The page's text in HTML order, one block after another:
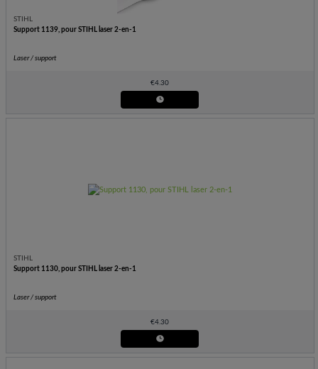
STIHL
Support 1139, pour STIHL laser 2-en-1
Laser / support
€4.30
STIHL
Support 1130, pour STIHL laser 2-en-1
Laser / support
€4.30